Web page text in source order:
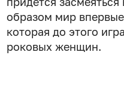
образом мир
которая до этого
роковых женщин.